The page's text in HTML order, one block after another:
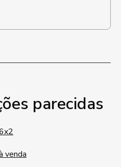
parecidas
venda